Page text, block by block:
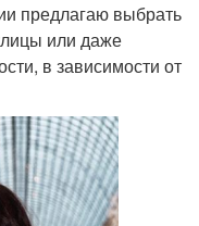
предлагаю выбрать
или даже
в зависимости от